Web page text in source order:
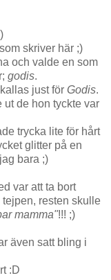
skriver här ;)
och valde en som
godis.
just för Godis.
de hon tyckte var
trycka lite för hårt
glitter på en
bara ;)
var att ta bort
resten skulle
mamma"!!! ;)
även satt bling i
:D